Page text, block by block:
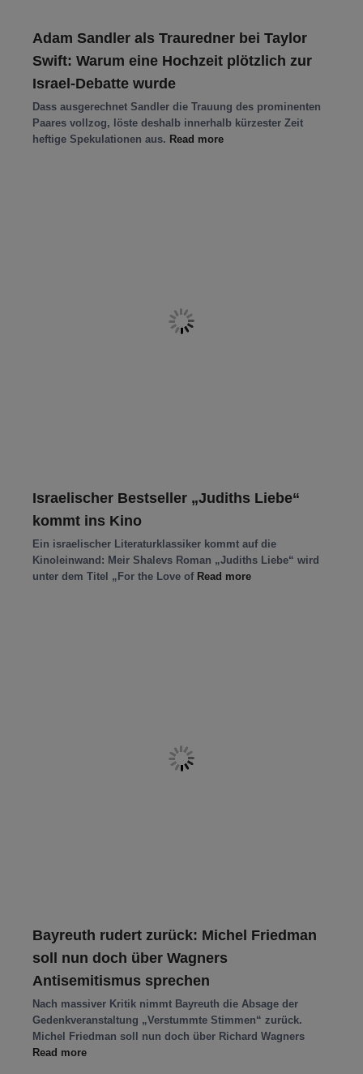
Adam Sandler als Trauredner bei Taylor
Swift: Warum eine Hochzeit plötzlich zur
Israel-Debatte wurde
Dass ausgerechnet Sandler die Trauung des prominenten
Paares vollzog, löste deshalb innerhalb kürzester Zeit
heftige Spekulationen aus. Read more
Israelischer Bestseller „Judiths Liebe“
kommt ins Kino
Ein israelischer Literaturklassiker kommt auf die
Kinoleinwand: Meir Shalevs Roman „Judiths Liebe“ wird
unter dem Titel „For the Love of Read more
Bayreuth rudert zurück: Michel Friedman
soll nun doch über Wagners
Antisemitismus sprechen
Nach massiver Kritik nimmt Bayreuth die Absage der
Gedenkveranstaltung „Verstummte Stimmen“ zurück.
Michel Friedman soll nun doch über Richard Wagners
Read more